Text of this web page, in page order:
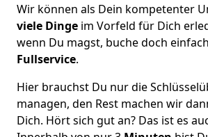
Wir können als Dein kompetenter
viele Dinge im Vorfeld für Dich
wenn Du magst, buche doch
Fullservice.
Hier brauchst Du nur die
managen, den Rest machen wir
Dich. Hört sich gut an? Das ist es